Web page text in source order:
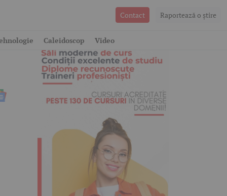
Contact Raportează o ştire
Caleidoscop Video